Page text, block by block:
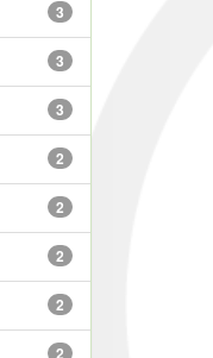
3
3
3
2
2
2
2
2